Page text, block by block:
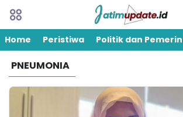
Home Peristiwa Politik dan
PNEUMONIA